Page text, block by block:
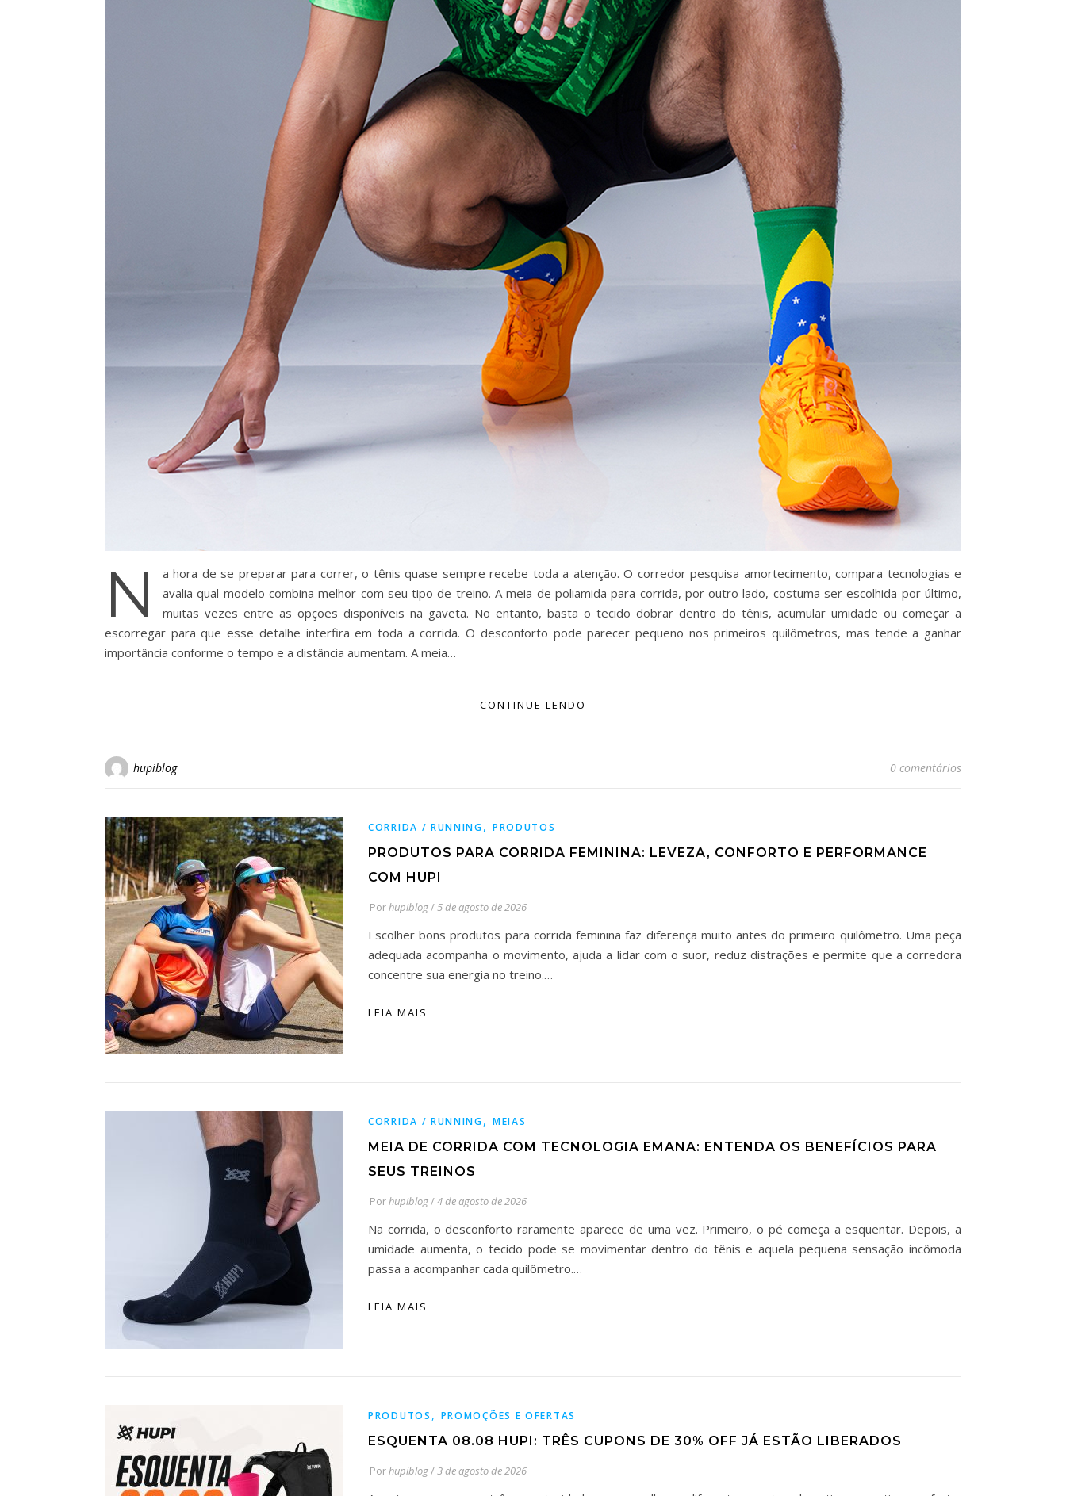
N
a hora de se preparar para correr, o tênis quase sempre recebe toda a atenção. O corredor pesquisa amortecimento, compara tecnologias e
avalia qual modelo combina melhor com seu tipo de treino. A meia de poliamida para corrida, por outro lado, costuma ser escolhida por último,
muitas vezes entre as opções disponíveis na gaveta. No entanto, basta o tecido dobrar dentro do tênis, acumular umidade ou começar a
escorregar para que esse detalhe interfira em toda a corrida. O desconforto pode parecer pequeno nos primeiros quilômetros, mas tende a ganhar
importância conforme o tempo e a distância aumentam. A meia…
CONTINUE LENDO
hupiblog 0 comentários
CORRIDA / RUNNING, PRODUTOS
PRODUTOS PARA CORRIDA FEMININA: LEVEZA, CONFORTO E PERFORMANCE
COM HUPI
Porhupiblog/5 de agosto de 2026
Escolher bons produtos para corrida feminina faz diferença muito antes do primeiro quilômetro. Uma peça
adequada acompanha o movimento, ajuda a lidar com o suor, reduz distrações e permite que a corredora
concentre sua energia no treino.…
LEIA MAIS
CORRIDA / RUNNING, MEIAS
MEIA DE CORRIDA COM TECNOLOGIA EMANA: ENTENDA OS BENEFÍCIOS PARA
SEUS TREINOS
Porhupiblog/4 de agosto de 2026
Na corrida, o desconforto raramente aparece de uma vez. Primeiro, o pé começa a esquentar. Depois, a
umidade aumenta, o tecido pode se movimentar dentro do tênis e aquela pequena sensação incômoda
passa a acompanhar cada quilômetro.…
LEIA MAIS
PRODUTOS , PROMOÇÕES E OFERTAS
ESQUENTA 08.08 HUPI: TRÊS CUPONS DE 30% OFF JÁ ESTÃO LIBERADOS
Porhupiblog/3 de agosto de 2026